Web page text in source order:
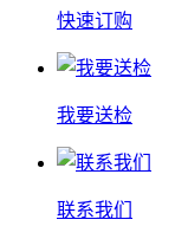
快速订购
我要送检
联系我们